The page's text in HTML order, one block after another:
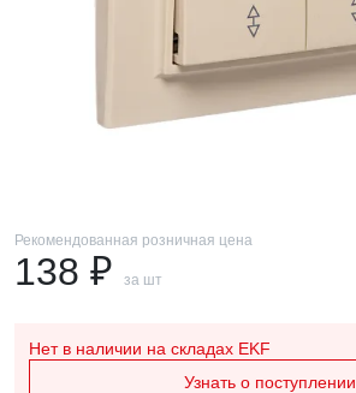
Рекомендованная розничная цена
138 ₽ за шт
Нет в наличии на складах EKF
Узнать о поступлении